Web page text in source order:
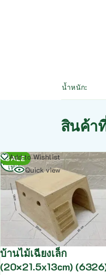
น้ำหนัก
สินค้า
SALE
Add to Wishlist
Quick view
บ้านไม้เฉียงเล็ก
(20×21.5x13cm)
อ่าน
เพิ่ม